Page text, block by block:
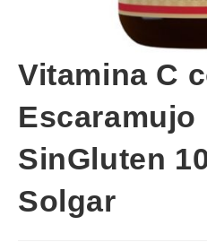
Vitamina C
Escaramujo
SinGluten
Solgar